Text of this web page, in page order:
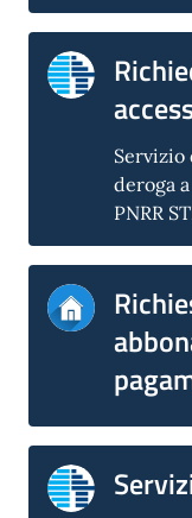
deroga
PNRR